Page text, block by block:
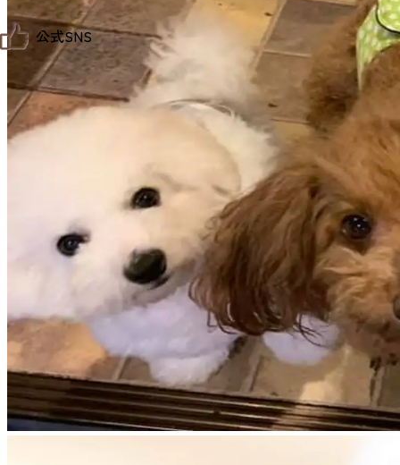
お知らせ
お問い合わせ
教育旅行
観光マップ
せんだい旅日和とは
サイト利用規約
プライバシーポリシー
仙臺写真館フォトギャラリー
公式SNS
せんだい旅日和 X
せんだい旅日和 Instagram
せんだい旅日和 Facebook
仙台旅先体験コレクション Facebook
仙台旅先体験コレクション Instagaram